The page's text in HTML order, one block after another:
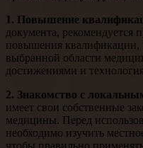
1. Повышение
документа, рекомендуется
повышения квалификации,
выбранной области
достижениями и
2. Знакомство с
имеет свои собственные
медицины. Перед
необходимо изучить
чтобы правильно